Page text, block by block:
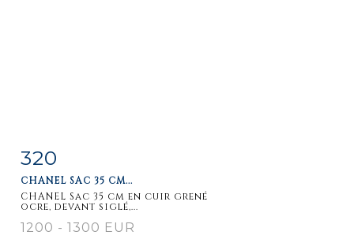
Item detail
320
CHANEL SAC 35 CM...
CHANEL Sac 35 cm en cuir grené
ocre, devant siglé,...
1200 - 1300 EUR